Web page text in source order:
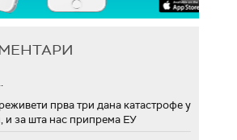
прва три дана катастрофе у
и за шта нас припрема ЕУ